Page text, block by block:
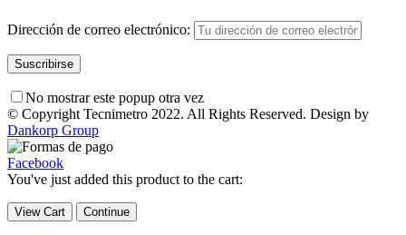
Dirección de correo electrónico:
No mostrar este popup otra vez
© Copyright Tecnimetro 2022. All Rights Reserved. Design by
Dankorp Group
Facebook
You've just added this product to the cart:
View Cart Continue